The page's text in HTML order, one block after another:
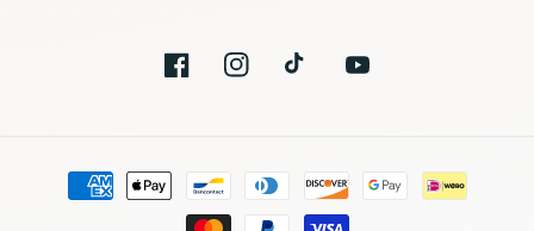
FacebookInstagram
Tik
YouTube
Métodos
de